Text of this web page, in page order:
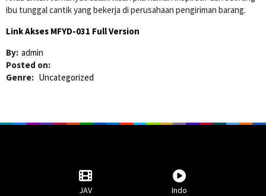
ibu tunggal cantik yang bekerja di perusahaan pengiriman barang.
Link Akses MFYD-031 Full Version
By: admin
Posted on:
Genre: Uncategorized
JAV Indo